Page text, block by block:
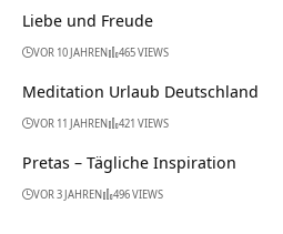
Liebe und Freude
VOR 10 JAHREN 465 VIEWS
Meditation Urlaub Deutschland
VOR 11 JAHREN 421 VIEWS
Pretas – Tägliche Inspiration
VOR 3 JAHREN 496 VIEWS